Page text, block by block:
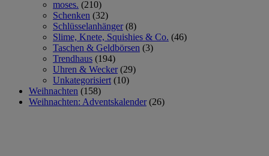
moses. (210)
Schenken (32)
Schlüsselanhänger (8)
Slime, Knete, Squishies & Co. (46)
Taschen & Geldbörsen (3)
Trendhaus (194)
Uhren & Wecker (29)
Unkategorisiert (10)
Weihnachten (158)
Weihnachten: Adventskalender (26)